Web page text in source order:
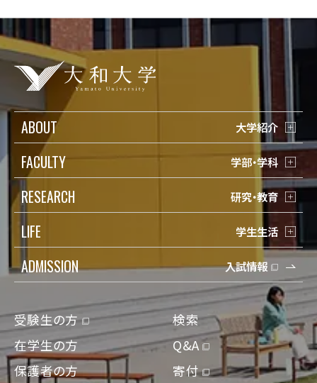
ABOUT 大学紹介
FACULTY 学部・学科
RESEARCH 研究・教育
LIFE 学生生活
ADMISSION 入試情報
受験生の方
在学生の方
保護者の方
検索
Q&A
寄付